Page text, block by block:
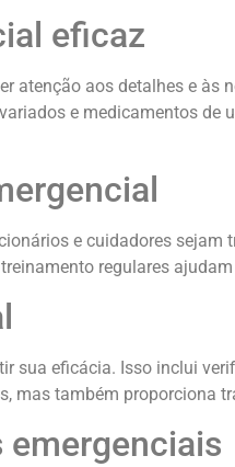
eficaz
atenção aos detalhes e
e medicamentos
e cuidadores
regulares
sua eficácia. Isso inclui
mas também proporciona
emergenciais